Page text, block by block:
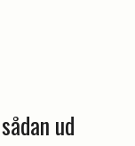
ud